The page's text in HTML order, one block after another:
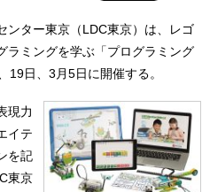
ンター東京（LDC東京）は、レゴ
ラミングを学ぶ「プログラミング
19日、3月5日に開催する。
現力
イテ
を記
東京